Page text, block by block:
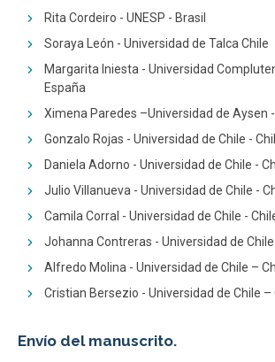
Rita Cordeiro - UNESP - Brasil
Soraya León - Universidad de Talca Chile
Margarita Iniesta - Universidad
España
Ximena Paredes –Universidad de Aysen
Gonzalo Rojas - Universidad de Chile -
Daniela Adorno - Universidad de Chile -
Julio Villanueva - Universidad de Chile -
Camila Corral - Universidad de Chile -
Johanna Contreras - Universidad de Chile
Alfredo Molina - Universidad de Chile –
Cristian Bersezio - Universidad de Chile
Envío del manuscrito.